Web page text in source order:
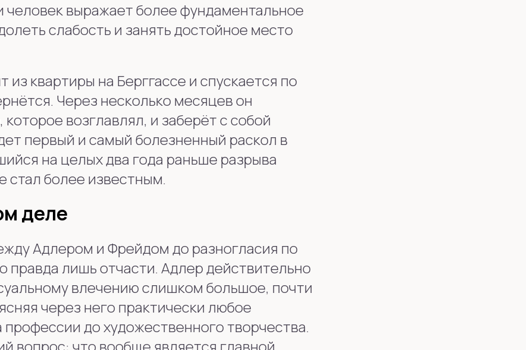
выражает более фундаментальное
слабость и занять достойное место
квартиры на Берггассе и спускается по
Через несколько месяцев он
возглавлял, и заберёт с собой
первый и самый болезненный раскол в
на целых два года раньше разрыва
более известным.
деле
Адлером и Фрейдом до разногласия по
правда лишь отчасти. Адлер действительно
влечению слишком большое, почти
через него практически любое
до художественного творчества.